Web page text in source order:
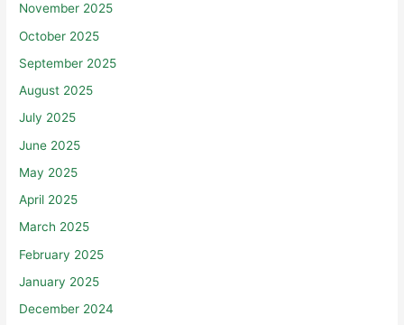
November 2025
October 2025
September 2025
August 2025
July 2025
June 2025
May 2025
April 2025
March 2025
February 2025
January 2025
December 2024